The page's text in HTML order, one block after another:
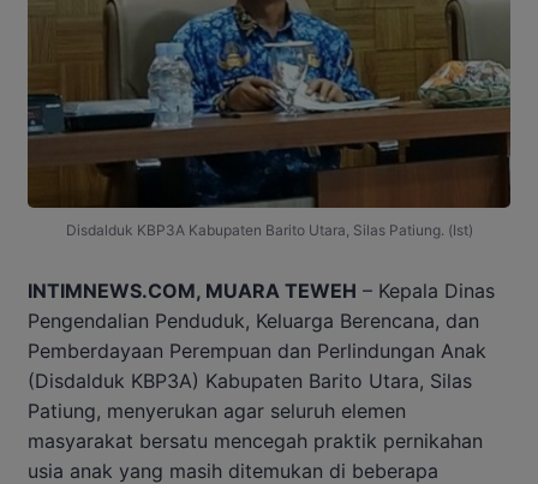
Disdalduk KBP3A Kabupaten Barito Utara, Silas Patiung. (Ist)
INTIMNEWS.COM, MUARA TEWEH – Kepala Dinas
Pengendalian Penduduk, Keluarga Berencana, dan
Pemberdayaan Perempuan dan Perlindungan Anak
(Disdalduk KBP3A) Kabupaten Barito Utara, Silas
Patiung, menyerukan agar seluruh elemen
masyarakat bersatu mencegah praktik pernikahan
usia anak yang masih ditemukan di beberapa